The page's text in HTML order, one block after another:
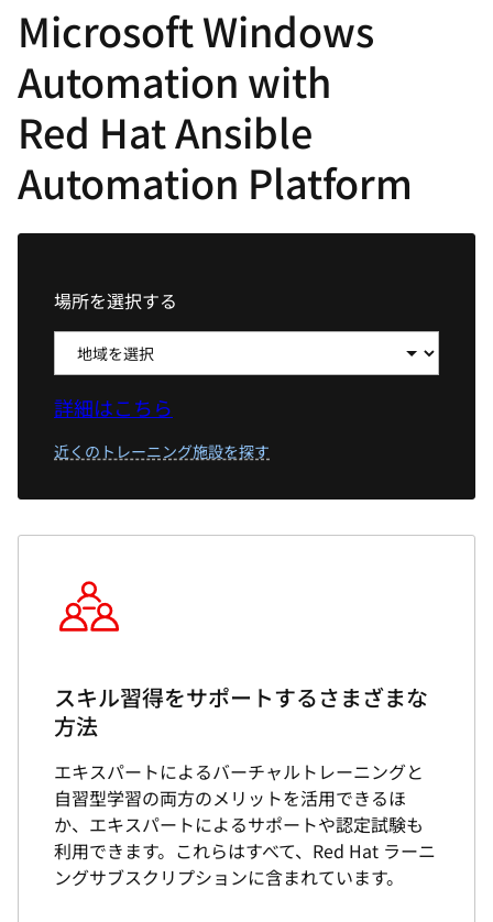
く
だ
Microsoft Windows
Automation with
Red Hat Ansible
Automation Platform
場所を選択する
詳細はこちら
近くのトレーニング施設を探す
スキル習得をサポートするさまざまな
方法
エキスパートによるバーチャルトレーニングと
自習型学習の両方のメリットを活用できるほ
か、エキスパートによるサポートや認定試験も
利用できます。これらはすべて、Red Hat ラーニ
ングサブスクリプションに含まれています。